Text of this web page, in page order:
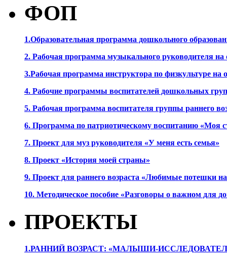
ФОП
1.Образовательная программа дошкольного
2. Рабочая программа музыкального руководителя
3.Рабочая программа инструктора по физкультуре
4. Рабочие программы воспитателей дошкольных
5. Рабочая программа воспитателя группы раннего
6. Программа по патриотическому воспитанию «Моя
7. Проект для муз руководителя «У меня есть семья»
8. Проект «История моей страны»
9. Проект для раннего возраста «Любимые потешки
10. Методическое пособие «Разговоры о важном для
ПРОЕКТЫ
1.РАННИЙ ВОЗРАСТ: «МАЛЫШИ-